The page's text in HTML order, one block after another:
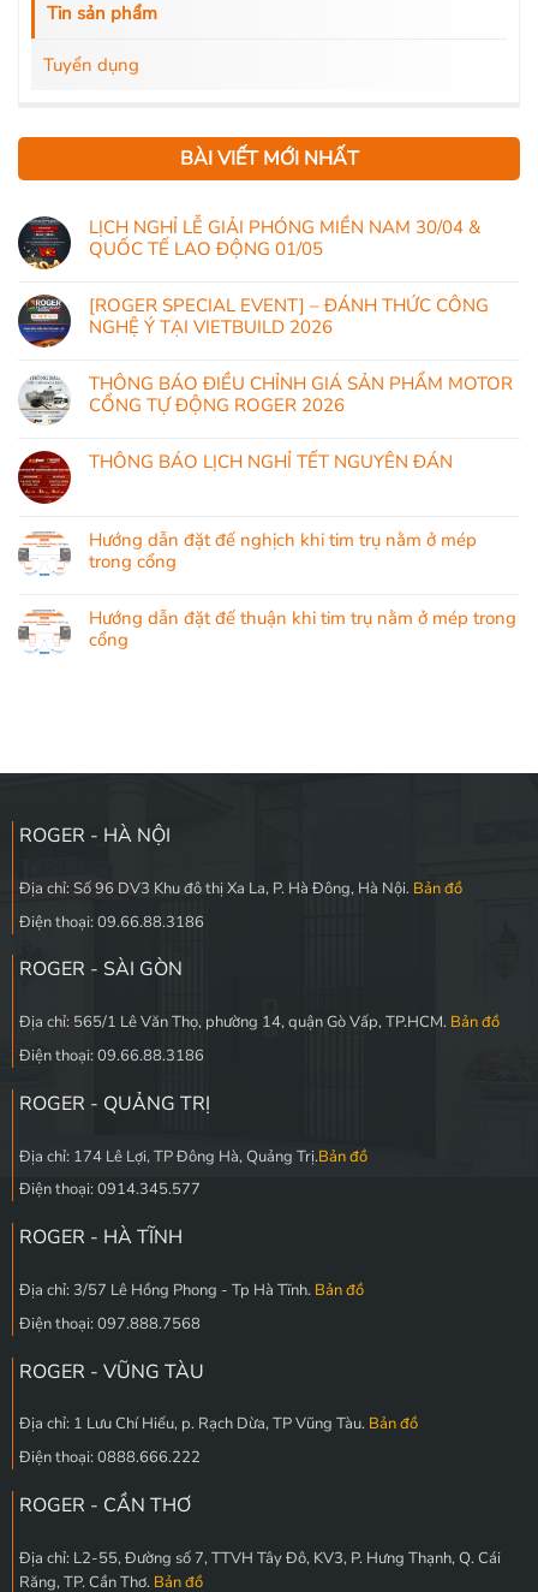
Tin sản phẩm
Tuyển dụng
BÀI VIẾT MỚI NHẤT
LỊCH NGHỈ LỄ GIẢI PHÓNG MIỀN NAM 30/04 &
QUỐC TẾ LAO ĐỘNG 01/05
[ROGER SPECIAL EVENT] – ĐÁNH THỨC CÔNG
NGHỆ Ý TẠI VIETBUILD 2026
THÔNG BÁO ĐIỀU CHỈNH GIÁ SẢN PHẨM MOTOR
CỔNG TỰ ĐỘNG ROGER 2026
THÔNG BÁO LỊCH NGHỈ TẾT NGUYÊN ĐÁN
Hướng dẫn đặt đế nghịch khi tim trụ nằm ở mép
trong cổng
Hướng dẫn đặt đế thuận khi tim trụ nằm ở mép trong
cổng
ROGER - HÀ NỘI
Địa chỉ: Số 96 DV3 Khu đô thị Xa La, P. Hà Đông, Hà Nội. Bản đồ
Điện thoại: 09.66.88.3186
ROGER - SÀI GÒN
Địa chỉ: 565/1 Lê Văn Thọ, phường 14, quận Gò Vấp, TP.HCM. Bản đồ
Điện thoại: 09.66.88.3186
ROGER - QUẢNG TRỊ
Địa chỉ: 174 Lê Lợi, TP Đông Hà, Quảng Trị.Bản đồ
Điện thoại: 0914.345.577
ROGER - HÀ TĨNH
Địa chỉ: 3/57 Lê Hồng Phong - Tp Hà Tĩnh. Bản đồ
Điện thoại: 097.888.7568
ROGER - VŨNG TÀU
Địa chỉ: 1 Lưu Chí Hiếu, p. Rạch Dừa, TP Vũng Tàu. Bản đồ
Điện thoại: 0888.666.222
ROGER - CẦN THƠ
Địa chỉ: L2-55, Đường số 7, TTVH Tây Đô, KV3, P. Hưng Thạnh, Q. Cái
Răng, TP. Cần Thơ. Bản đồ